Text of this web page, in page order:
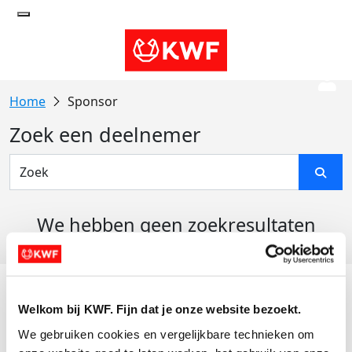
Welkom bij KWF. Fijn dat je onze website bezoekt.
We gebruiken cookies en vergelijkbare technieken om
Sponsor
Zoek een deelnemer
We hebben geen zoekresultaten
Actiematerialen
Evenementen